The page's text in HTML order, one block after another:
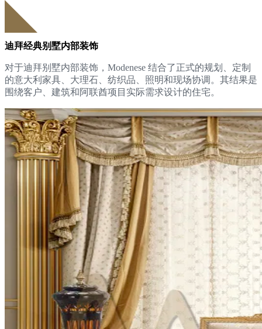
迪拜经典别墅内部装饰
对于迪拜别墅内部装饰，Modenese 结合了正式的规划、定制
的意大利家具、大理石、纺织品、照明和现场协调。其结果是
围绕客户、建筑和阿联酋项目实际需求设计的住宅。